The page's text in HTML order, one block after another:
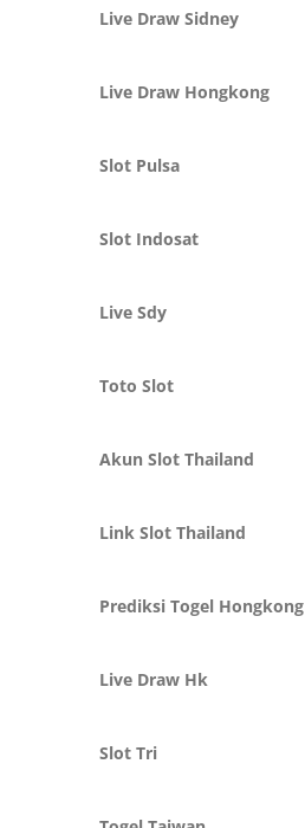
Live Draw Sidney
Live Draw Hongkong
Slot Pulsa
Slot Indosat
Live Sdy
Toto Slot
Akun Slot Thailand
Link Slot Thailand
Prediksi Togel Hongkong
Live Draw Hk
Slot Tri